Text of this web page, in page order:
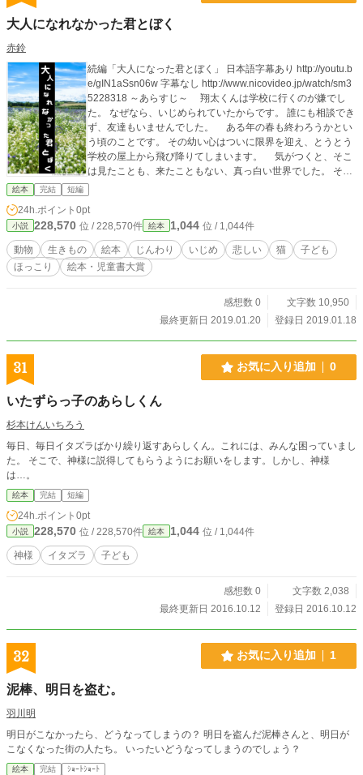
大人になれなかった君とぼく
赤鈴
続編「大人になった君とぼく」 日本語字幕あり http://youtu.b
e/gIN1aSsn06w 字幕なし http://www.nicovideo.jp/watch/sm3
5228318 ～あらすじ～ 翔太くんは学校に行くのが嫌でし
た。 なぜなら、いじめられていたからです。 誰にも相談でき
ず、友達もいませんでした。 ある年の春も終わろうかとい
う頃のことです。 その幼い心はついに限界を迎え、とうとう
学校の屋上から飛び降りてしまいます。 気がつくと、そこ
は見たことも、来たこともない、真っ白い世界でした。 そこ
には透き通った川が流れ、それを挟むような形で色とりどり
の花が咲き乱れています。 川には一本の白い橋がかかってお
り、その上に誰か立っています。 人間にしてはあまりに小さ
く、黒い毛に覆われていました。それは、よく見ると一匹の
黒猫でした。 黒猫は翔太くんに気づくとニコッと嬉しそうに
笑みを浮かべた後、物凄い勢いで駆け寄ってきました。 「ク
ロ」と名乗るその黒猫は、自分は人間の手によって捨てられ
て、いじめられて自殺した男の子・翔太くんと、捨てられて
保健所で人間に殺処分された黒猫・クロは出会い、二人は天
になる際は「絵本」を読むような感じで読んでください。 筆
者である私自身、それを意識して今回執筆させていただきま
す。なので、翔太くんの心情描写の点においては自分と重ね
小説というより、絵本に近いと思います。 ただ、私の画力が
壊滅的に残念なので挿絵をつけることは現実問題として難し
ます) 小説を読むのが苦手な方も、どうぞお気軽に読んでくだ
絵本 完結 短編
24h.ポイント 0pt
小説 228,570 位 / 228,570件 絵本 1,044 位 / 1,044件
動物 生きもの 絵本 じんわり いじめ 悲しい 猫
子ども
ほっこり
絵本・児童書大賞
感想数 0
文字数 10,950
最終更新日 2019.01.20
登録日 2019.01.18
31 お気に入り追加 0
いたずらっ子のあらしくん
杉本けんいちろう
毎日、毎日イタズラばかり繰り返すあらしくん。これには、みんな困っていまし
た。 そこで、神様に説得してもらうようにお願いをします。しかし、神様
は…。
絵本 完結 短編
24h.ポイント 0pt
小説 228,570 位 / 228,570件 絵本 1,044 位 / 1,044件
神様 イタズラ 子ども
感想数 0
文字数 2,038
最終更新日 2016.10.12
登録日 2016.10.12
32 お気に入り追加 1
泥棒、明日を盗む。
羽川明
明日がこなかったら、どうなってしまうの？ 明日を盗んだ泥棒さんと、明日が
こなくなった街の人たち。 いったいどうなってしまうのでしょう？
絵本 完結 ｼｮｰﾄｼｮｰﾄ